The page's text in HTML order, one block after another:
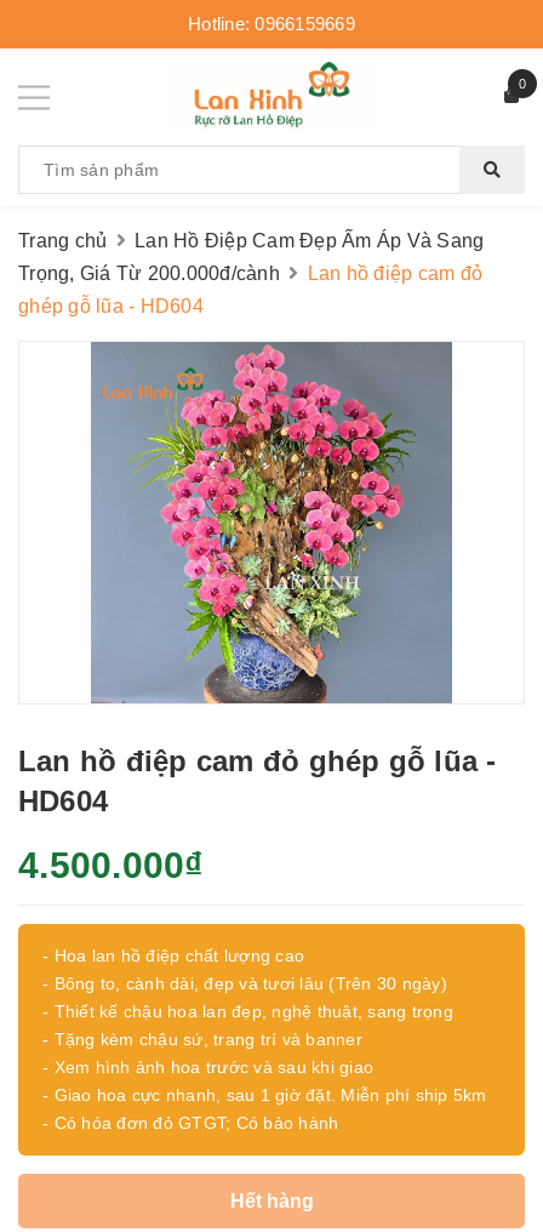
Hotline:0966159669
0
Trang chủ
Lan Hồ Điệp Cam Đẹp Ấm Áp Và Sang
Trọng, Giá Từ 200.000đ/cành
Lan hồ điệp cam đỏ
ghép gỗ lũa - HD604
Lan hồ điệp cam đỏ ghép gỗ lũa -
HD604
4.500.000₫
- Hoa lan hồ điệp chất lượng cao
- Bông to, cành dài, đẹp và tươi lâu (Trên 30 ngày)
- Thiết kế chậu hoa lan đẹp, nghệ thuật, sang trọng
- Tặng kèm chậu sứ, trang trí và banner
- Xem hình ảnh hoa trước và sau khi giao
- Giao hoa cực nhanh, sau 1 giờ đặt. Miễn phí ship 5km
- Có hóa đơn đỏ GTGT; Có bảo hành
Hết hàng